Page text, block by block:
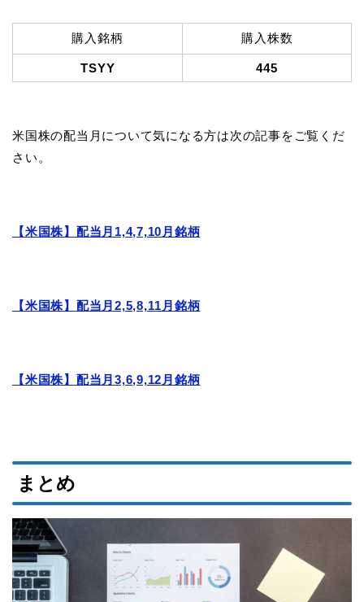
購入銘柄 購入株数
TSYY 445
米国株の配当月について気になる方は次の記事をご覧くだ
さい。
【米国株】配当月1,4,7,10月銘柄
【米国株】配当月2,5,8,11月銘柄
【米国株】配当月3,6,9,12月銘柄
まとめ